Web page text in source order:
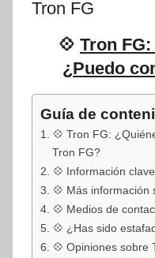
Estafado.com
Tron FG
💠 Tron
¿Puedo
Guía de
💠 Tron FG:
Tron FG?
💠 Información
💠 Más información
💠 Medios de
💠 ¿Has sido
💠 Opiniones sobre